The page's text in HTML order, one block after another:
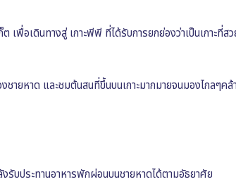
เพื่อเดินทางสู่ เกาะพีพี ที่ได้รับการยกย่องว่าเป็นเกาะที่
ายหาด และชมต้นสนที่ขึ้นบนเกาะมากมายจนมองไกลๆค
บประทานอาหารพักผ่อนบนชายหาดได้ตามอัธยาศัย